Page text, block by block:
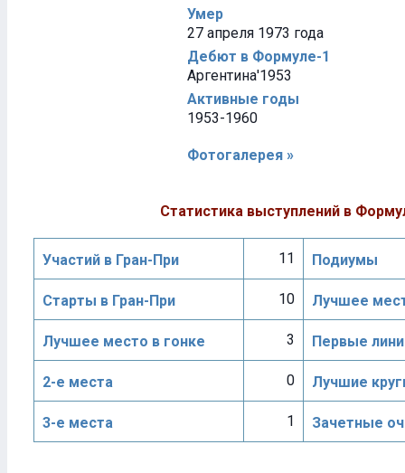
Умер
27 апреля 1973 года
Дебют в Формуле-1
Аргентина'1953
Активные годы
1953-1960
Фотогалерея »
Статистика выступлений в
Участий в Гран-При 11 Подиумы
Старты в Гран-При 10 Лучшее
Лучшее место в гонке 3 Первые
2-е места 0 Лучшие
3-е места 1 Зачетные